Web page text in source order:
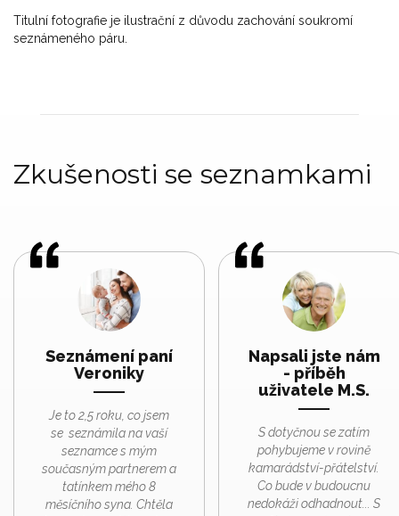
Titulní fotografie je ilustrační z důvodu zachování soukromí
seznámeného páru.
Zkušenosti se seznamkami
Seznámení paní
Veroniky
Je to 2,5 roku, co jsem
se seznámila na vaší
seznamce s mým
současným partnerem a
tatínkem mého 8
měsíčního syna. Chtěla
Napsali jste nám
- příběh
uživatele M.S.
S dotyčnou se zatím
pohybujeme v rovině
kamarádství-přátelství.
Co bude v budoucnu
nedokáži odhadnout... S